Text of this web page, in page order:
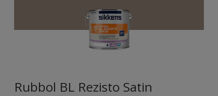
Rubbol BL Rezisto Satin